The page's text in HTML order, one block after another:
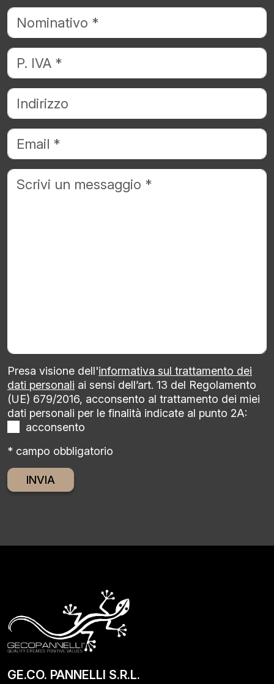
Presa visione dell'informativa sul trattamento dei
dati personali ai sensi dell’art. 13 del Regolamento
(UE) 679/2016, acconsento al trattamento dei miei
dati personali per le finalità indicate al punto 2A:
acconsento
* campo obbligatorio
GE.CO. PANNELLI S.R.L.